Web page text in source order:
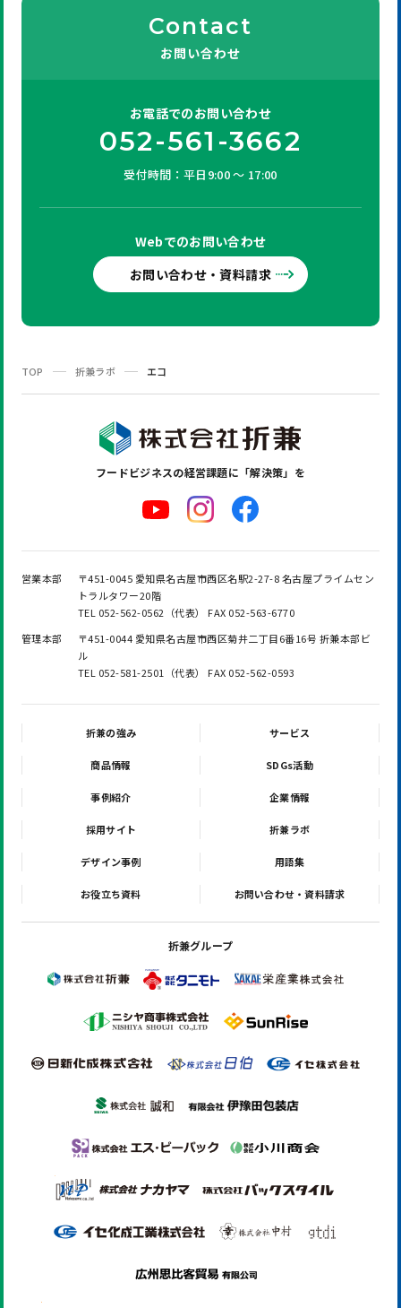
Contact
お問い合わせ
お電話でのお問い合わせ
052-561-3662
受付時間：平日9:00 ～ 17:00
Webでのお問い合わせ
お問い合わせ・資料請求
TOP 折兼ラボ エコ
フードビジネスの経営課題に「解決策」を
営業本部
〒451-0045 愛知県名古屋市西区名駅2-27-8 名古屋プライムセン
トラルタワー20階
TEL 052-562-0562（代表） FAX 052-563-6770
管理本部
〒451-0044 愛知県名古屋市西区菊井二丁目6番16号 折兼本部ビ
ル
TEL 052-581-2501（代表） FAX 052-562-0593
折兼の強み サービス
商品情報 SDGs活動
事例紹介 企業情報
採用サイト 折兼ラボ
デザイン事例 用語集
お役立ち資料 お問い合わせ・資料請求
折兼グループ